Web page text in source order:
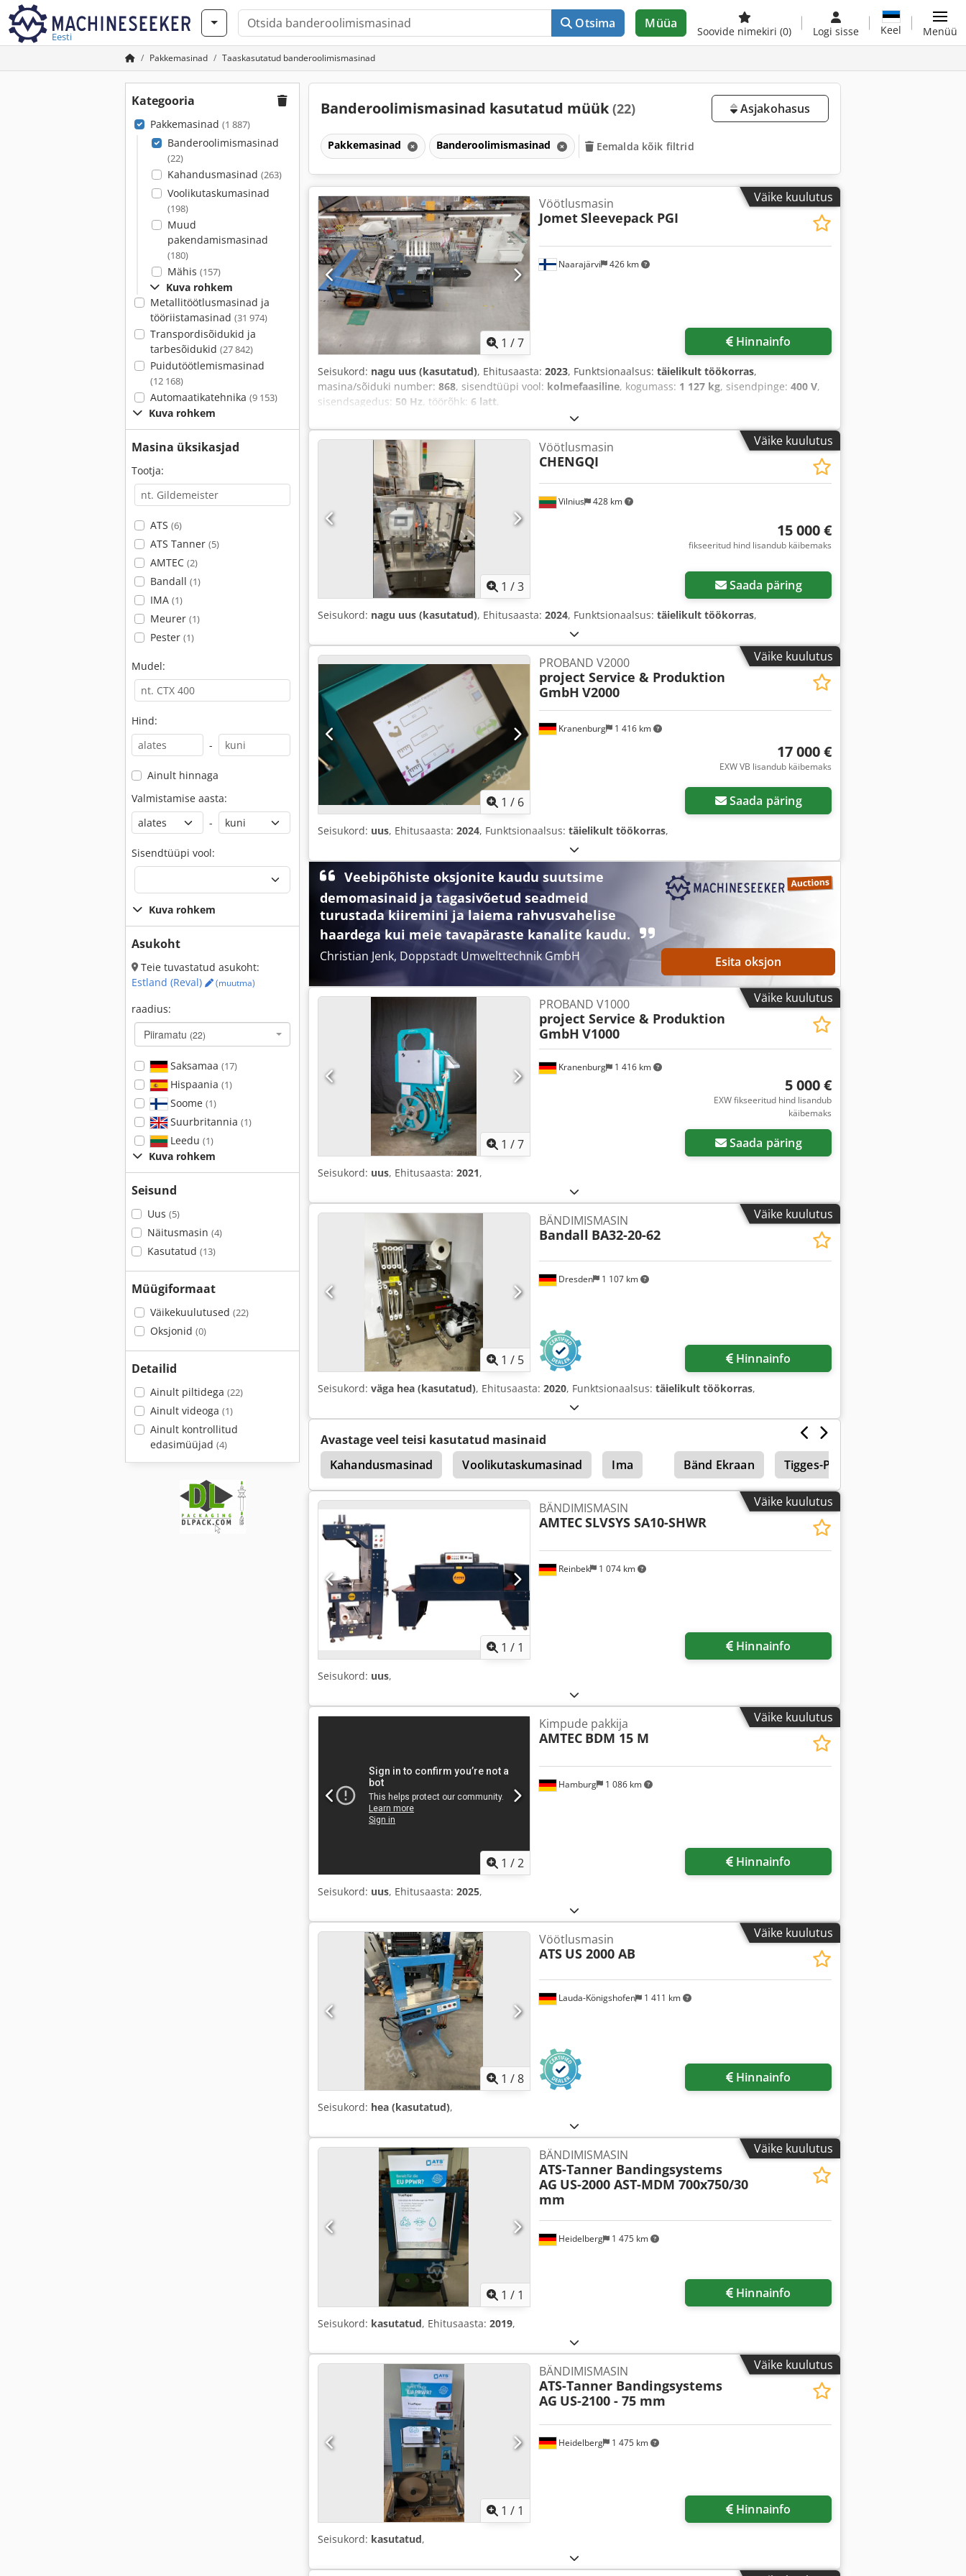
Eesti
Otsima Müüa
Soovide nimekiri (0) Logi sisse Keel Menüü
Pakkemasinad Taaskasutatud banderoolimismasinad
Kategooria
Pakkemasinad (1 887)
Banderoolimismasinad
(22)
Kahandusmasinad (263)
Voolikutaskumasinad
(198)
Muud
pakendamismasinad
(180)
Mähis (157)
Kuva rohkem
Metallitöötlusmasinad ja
tööriistamasinad (31 974)
Transpordisõidukid ja
tarbesõidukid (27 842)
Puidutöötlemismasinad
(12 168)
Automaatikatehnika (9 153)
Kuva rohkem
Masina üksikasjad
Tootja:
ATS (6)
ATS Tanner (5)
AMTEC (2)
Bandall (1)
IMA (1)
Meurer (1)
Pester (1)
Mudel:
Hind:
-
Ainult hinnaga
Valmistamise aasta:
-
Sisendtüüpi vool:
Kuva rohkem
Asukoht
Teie tuvastatud asukoht:
Estland (Reval)
(muutma)
raadius:
Piiramatu (22)
Saksamaa (17)
Hispaania (1)
Soome (1)
Suurbritannia (1)
Leedu (1)
Kuva rohkem
Seisund
Uus (5)
Näitusmasin (4)
Kasutatud (13)
Müügiformaat
Väikekuulutused (22)
Oksjonid (0)
Detailid
Ainult piltidega (22)
Ainult videoga (1)
Ainult kontrollitud
edasimüüjad (4)
Banderoolimismasinad kasutatud müük (22) Asjakohasus
Pakkemasinad Banderoolimismasinad Eemalda kõik filtrid
Väike kuulutus
1 /7
Naarajärvi 426 km
Vöötlusmasin
JometSleevepack PGI
Hinnainfo
Seisukord: nagu uus (kasutatud), Ehitusaasta: 2023, Funktsionaalsus: täielikult töökorras,
masina/sõiduki number: 868, sisendtüüpi vool: kolmefaasiline, kogumass: 1 127 kg, sisendpinge: 400 V,
sisendsagedus: 50 Hz, töörõhk: 6 latt,
Väike kuulutus
1 /3
Vilnius 428 km
Vöötlusmasin
CHENGQI
15 000 €
fikseeritud hind lisandub käibemaks
Saada päring
Seisukord: nagu uus (kasutatud), Ehitusaasta: 2024, Funktsionaalsus: täielikult töökorras,
Väike kuulutus
1 / 6
Kranenburg 1 416 km
PROBAND V2000
project Service & Produktion
GmbH V2000
17 000 €
EXW VB lisandub käibemaks
Saada päring
Seisukord: uus, Ehitusaasta: 2024, Funktsionaalsus: täielikult töökorras,
Veebipõhiste oksjonite kaudu suutsime
demomasinaid ja tagasivõetud seadmeid
turustada kiiremini ja laiema rahvusvahelise
haardega kui meie tavapäraste kanalite kaudu.
Christian Jenk, Doppstadt Umwelttechnik GmbH Esita oksjon
Väike kuulutus
1 /7
Kranenburg 1 416 km
PROBAND V1000
project Service & Produktion
GmbH V1000
5 000 €
EXW fikseeritud hind lisandub
käibemaks
Saada päring
Seisukord: uus, Ehitusaasta: 2021,
Väike kuulutus
1 / 5
Dresden 1 107 km
BÄNDIMISMASIN
Bandall BA32-20-62
Hinnainfo
Seisukord: väga hea (kasutatud), Ehitusaasta: 2020, Funktsionaalsus: täielikult töökorras,
Avastage veel teisi kasutatud masinaid
Kahandusmasinad
Voolikutaskumasinad Ima Bänd Ekraan Tigges-Pakkija
Väike kuulutus
1 / 1
Reinbek 1 074 km
BÄNDIMISMASIN
AMTECSLVSYS SA10-SHWR
Hinnainfo
Seisukord: uus,
Väike kuulutus
1 /2
Hamburg 1 086 km
Kimpude pakkija
AMTEC BDM 15 M
Hinnainfo
Seisukord: uus, Ehitusaasta: 2025,
Väike kuulutus
1 /8
Lauda-Königshofen 1 411 km
Vöötlusmasin
ATS US 2000 AB
Hinnainfo
Seisukord: hea (kasutatud),
Väike kuulutus
1 / 1
Heidelberg 1 475 km
BÄNDIMISMASIN
ATS-Tanner Bandingsystems
AG US-2000 AST-MDM 700x750/30
mm
Hinnainfo
Seisukord: kasutatud, Ehitusaasta: 2019,
Väike kuulutus
1 / 1
Heidelberg 1 475 km
BÄNDIMISMASIN
ATS-Tanner Bandingsystems
AG US-2100 - 75 mm
Hinnainfo
Seisukord: kasutatud,